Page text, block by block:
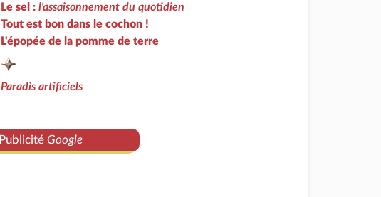
Le sel : l'assaisonnement du quotidien
Tout est bon dans le cochon !
L'épopée de la pomme de terre
Paradis artificiels
Publicité Google